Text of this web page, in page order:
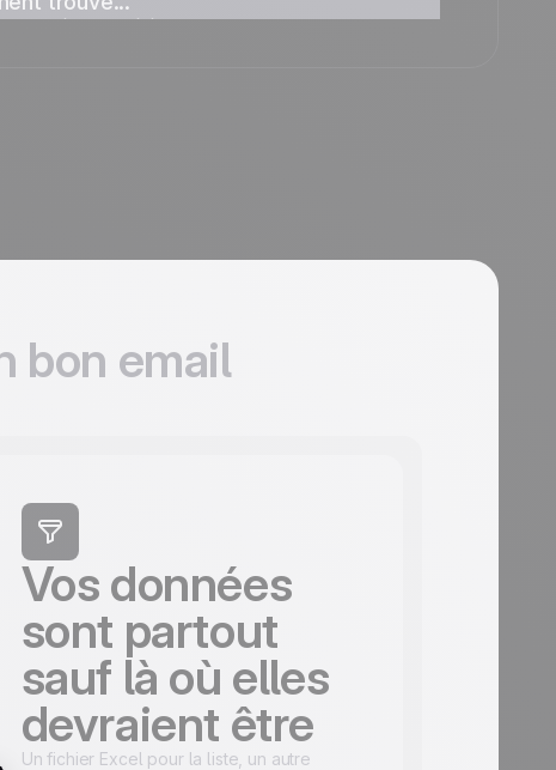
trouvé aucun élément pour cette
bon email
Vos données
sont partout
sauf là où elles
devraient être
Un fichier Excel pour la liste, un autre